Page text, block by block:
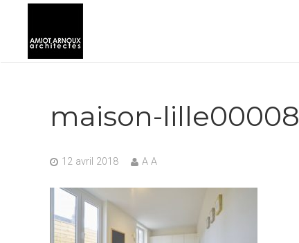
maison-lille00008
12 avril 2018 A A